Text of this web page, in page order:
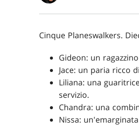
Cinque Planeswalkers.
Gideon: un
Jace: un paria ricco
Liliana: una
servizio.
Chandra: una
Nissa: